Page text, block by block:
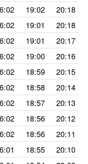
19:02
20:18
19:01
20:18
19:01
20:17
19:00
20:16
18:59
20:15
18:58
20:14
18:57
20:13
18:56
20:12
18:56
20:11
18:55
20:10